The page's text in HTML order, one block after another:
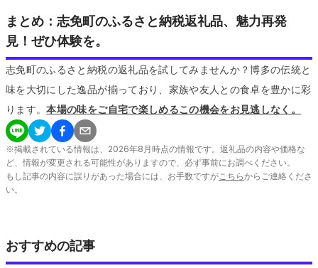
まとめ：志免町のふるさと納税返礼品、魅力再発
見！ぜひ体験を。
志免町のふるさと納税の返礼品を試してみませんか？博多の伝統と
味を大切にした逸品が揃っており、家族や友人との食卓を豊かに彩
ります。本場の味をご自宅で楽しめるこの機会をお見逃しなく。
※掲載されている情報は、 2026年8 月時点の情報です。返礼品の内容や価格な
ど、情報が変更される可能性がありますので、必ず事前にお調べください。
もし記事の内容に誤りがあった場合には、お手数ですがこちらからご連絡くださ
い。
おすすめの記事